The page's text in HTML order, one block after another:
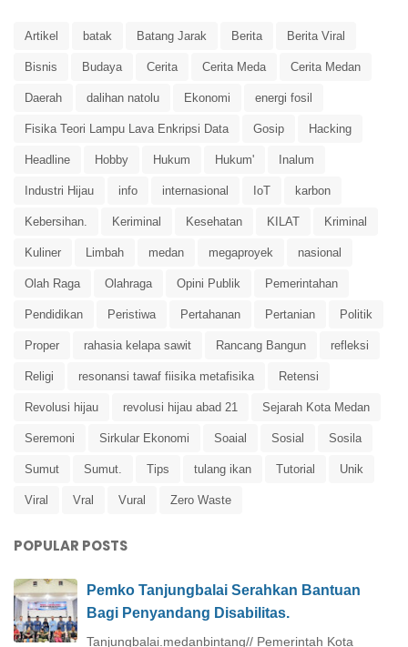
Artikel batak Batang Jarak Berita Berita Viral
Bisnis Budaya Cerita Cerita Meda Cerita Medan
Daerah dalihan natolu Ekonomi energi fosil
Fisika Teori Lampu Lava Enkripsi Data Gosip Hacking
Headline Hobby Hukum Hukum' Inalum
Industri Hijau info internasional IoT karbon
Kebersihan. Keriminal Kesehatan KILAT Kriminal
Kuliner Limbah medan megaproyek nasional
Olah Raga Olahraga Opini Publik Pemerintahan
Pendidikan Peristiwa Pertahanan Pertanian Politik
Proper rahasia kelapa sawit Rancang Bangun refleksi
Religi resonansi tawaf fiisika metafisika Retensi
Revolusi hijau revolusi hijau abad 21 Sejarah Kota Medan
Seremoni Sirkular Ekonomi Soaial Sosial Sosila
Sumut Sumut. Tips tulang ikan Tutorial Unik
Viral Vral Vural Zero Waste
POPULAR POSTS
Pemko Tanjungbalai Serahkan Bantuan
Bagi Penyandang Disabilitas.
Tanjungbalai.medanbintang// Pemerintah Kota